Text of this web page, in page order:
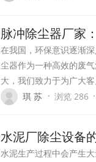
脉冲除尘器厂家
在我国，环保意识逐渐
尘器作为一种高效的废
大，我们致力于为广大
琪 苏 · 浏览 286 ·
水泥厂除尘设备
水泥生产过程中会产生